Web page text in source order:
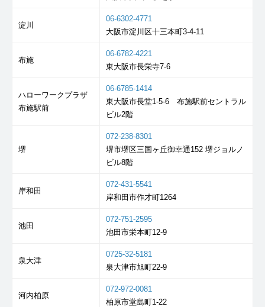
淀川
06-6302-4771
大阪市淀川区十三本町3-4-11
布施
06-6782-4221
東大阪市長栄寺7-6
ハローワークプラザ
布施駅前
06-6785-1414
東大阪市長堂1-5-6 布施駅前セントラル
ビル2階
堺
072-238-8301
堺市堺区三国ヶ丘御幸通152 堺ジョルノ
ビル8階
岸和田
072-431-5541
岸和田市作才町1264
池田
072-751-2595
池田市栄本町12-9
泉大津
0725-32-5181
泉大津市旭町22-9
河内柏原
072-972-0081
柏原市堂島町1-22